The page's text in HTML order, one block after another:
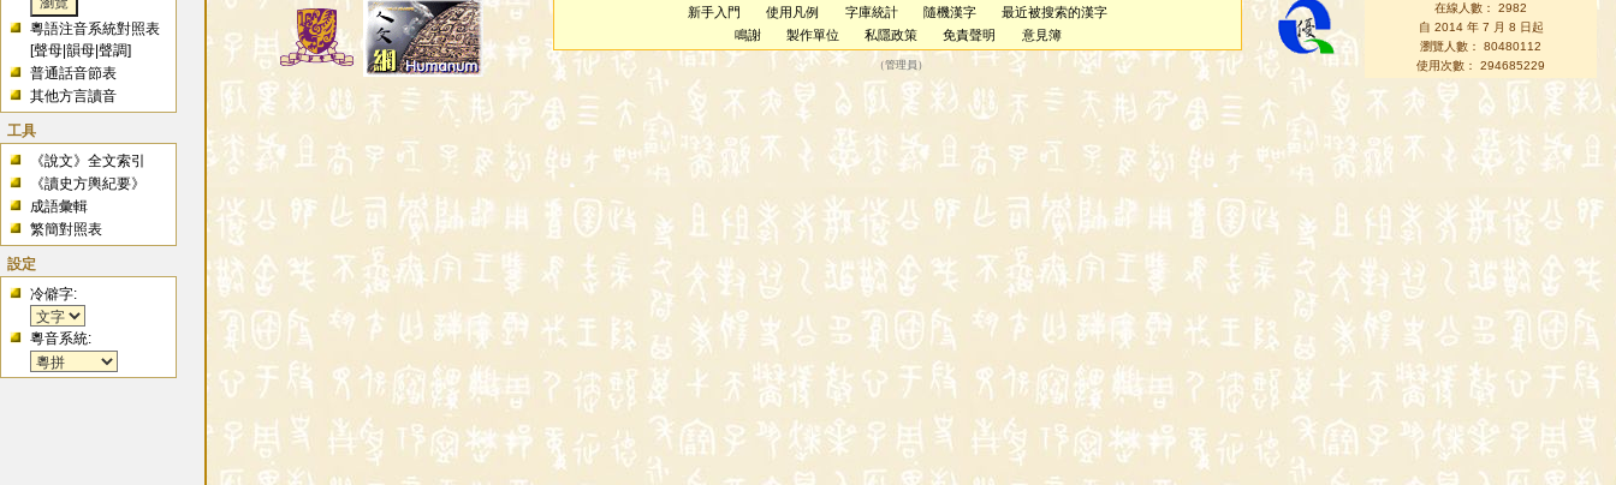
粵語注音系統對照表
[聲母 |韻母 |聲調]
普通話音節表
其他方言讀音
工具
《說文》全文索引
《讀史方輿紀要》
成語彙輯
繁簡對照表
設定
冷僻字:
粵音系統:
新手入門 使用凡例 字庫統計 隨機漢字
最近被搜索的漢字
鳴謝
製作單位 私隱政策 免責聲明 意見簿
（管理員 ）
在線人數： 2982
自 2014 年 7 月 8 日起
瀏覽人數： 80480112
使用次數： 294685229